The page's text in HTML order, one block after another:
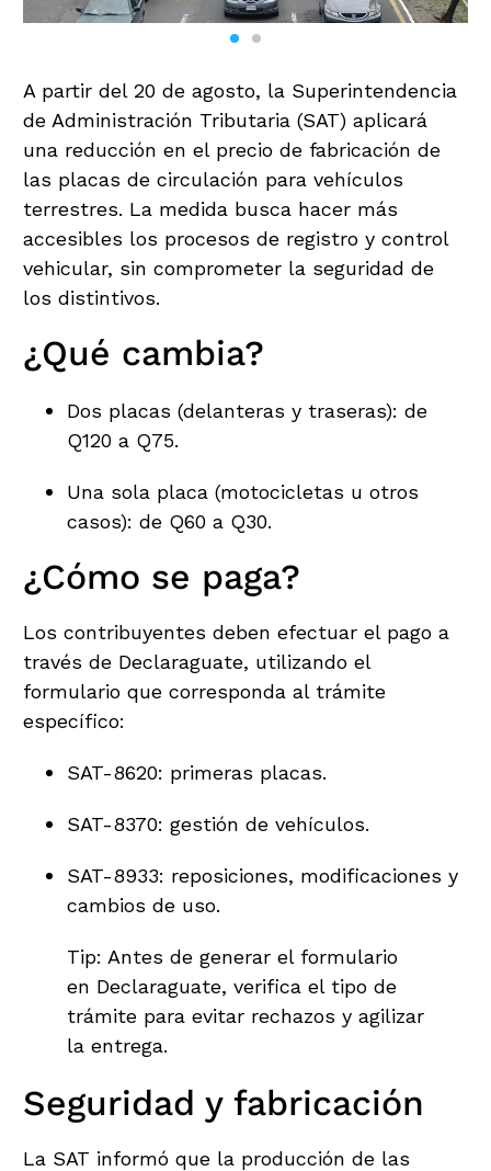
A partir del 20 de agosto, la Superintendencia
de Administración Tributaria (SAT) aplicará
una reducción en el precio de fabricación de
las placas de circulación para vehículos
terrestres. La medida busca hacer más
accesibles los procesos de registro y control
vehicular, sin comprometer la seguridad de
los distintivos.
¿Qué cambia?
Dos placas (delanteras y traseras): de
Q120 a Q75.
Una sola placa (motocicletas u otros
casos): de Q60 a Q30.
¿Cómo se paga?
Los contribuyentes deben efectuar el pago a
través de Declaraguate, utilizando el
formulario que corresponda al trámite
específico:
SAT-8620: primeras placas.
SAT-8370: gestión de vehículos.
SAT-8933: reposiciones, modificaciones y
cambios de uso.
Tip: Antes de generar el formulario
en Declaraguate, verifica el tipo de
trámite para evitar rechazos y agilizar
la entrega.
Seguridad y fabricación
La SAT informó que la producción de las